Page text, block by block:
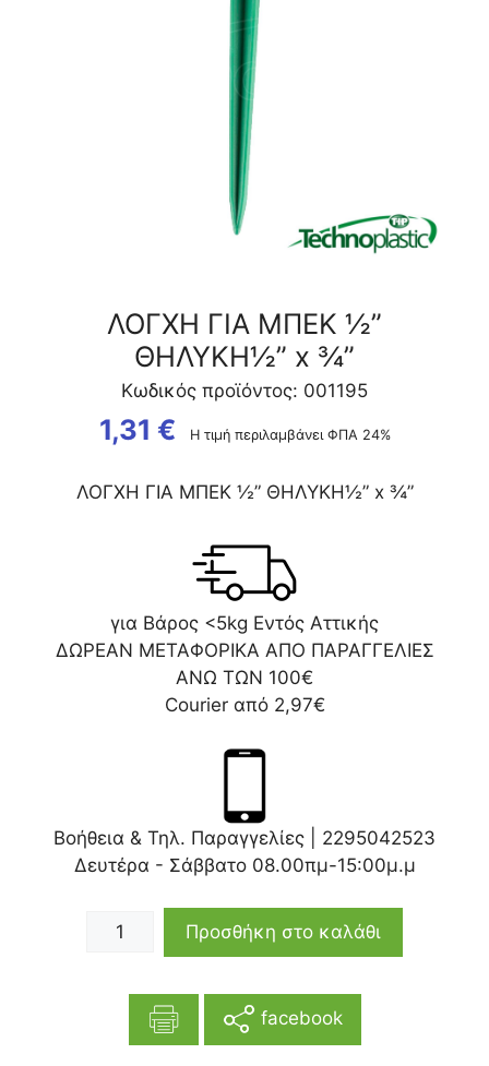
ΛΟΓΧΗ ΓΙΑ ΜΠΕΚ ½”
ΘΗΛΥΚΗ½” x ¾”
Κωδικός προϊόντος: 001195
1,31 € Η τιμή περιλαμβάνει ΦΠΑ 24%
ΛΟΓΧΗ ΓΙΑ ΜΠΕΚ ½” ΘΗΛΥΚΗ½” x ¾”
για Βάρος <5kg Εντός Αττικής
ΔΩΡΕΑΝ ΜΕΤΑΦΟΡΙΚΑ ΑΠΟ ΠΑΡΑΓΓΕΛΙΕΣ
ΑΝΩ ΤΩΝ 100€
Courier από 2,97€
Βοήθεια & Τηλ. Παραγγελίες | 2295042523
Δευτέρα - Σάββατο 08.00πμ-15:00μ.μ
Προσθήκη στο καλάθι
facebook